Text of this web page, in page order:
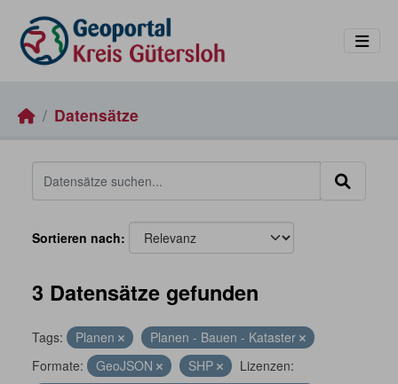
Datensätze
Sortieren nach
3 Datensätze gefunden
Tags: Planen
Planen - Bauen - Kataster
Formate:
GeoJSON SHP
Lizenzen: